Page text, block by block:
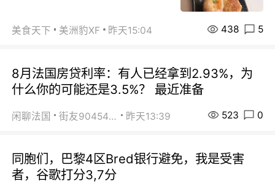
美食天下 美洲豹XF 昨天15:04 438 5
8月法国房贷利率：有人已经拿到2.93%，为
什么你的可能还是3.5%？ 最近准备
闲聊法国 街友90454511 昨天13:39 523 0
同胞们，巴黎4区Bred银行避免，我是受害
者，谷歌打分3,7分